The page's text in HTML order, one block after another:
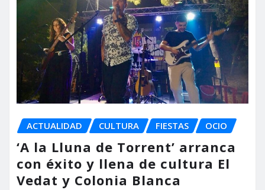
ACTUALIDAD CULTURA FIESTAS OCIO
‘A la Lluna de Torrent’ arranca
con éxito y llena de cultura El
Vedat y Colonia Blanca